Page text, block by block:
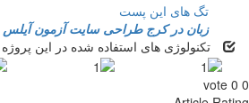
تگ های این پست
زبان در کرج طراحی سایت آزمون آیلس
تکنولوژی های استفاده شده در این پروژه
0
0
vote